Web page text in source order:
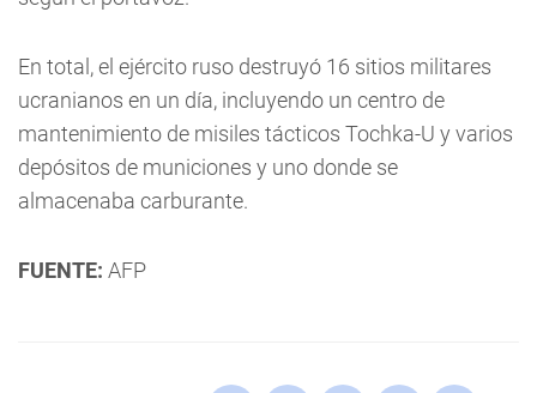
En total, el ejército ruso destruyó 16 sitios militares
ucranianos en un día, incluyendo un centro de
mantenimiento de misiles tácticos Tochka-U y varios
depósitos de municiones y uno donde se
almacenaba carburante.
FUENTE: AFP